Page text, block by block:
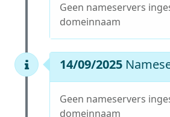
Geen nameservers
domeinnaam
14/09/2025
Geen nameservers
domeinnaam